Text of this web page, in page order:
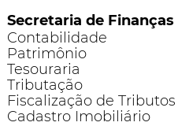
Secretaria de Finanças
Contabilidade
Patrimônio
Tesouraria
Tributação
Fiscalização de Tributos
Cadastro Imobiliário